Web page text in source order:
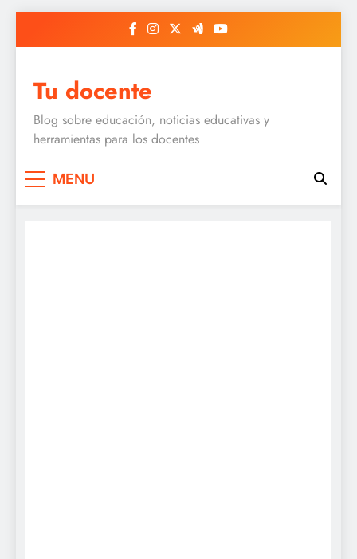
Tu docente
Blog sobre educación, noticias educativas y
herramientas para los docentes
MENU